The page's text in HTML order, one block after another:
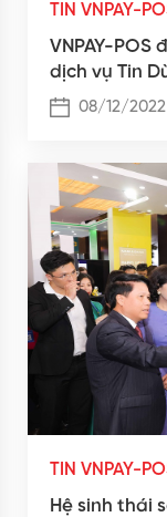
TIN VNPAY-
VNPAY-POS
dịch vụ Tin
08/12/2022
TIN VNPAY-
Hệ sinh thái